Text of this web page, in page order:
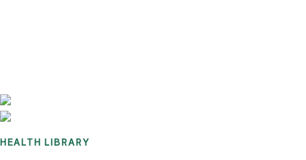
HEALTH LIBRARY